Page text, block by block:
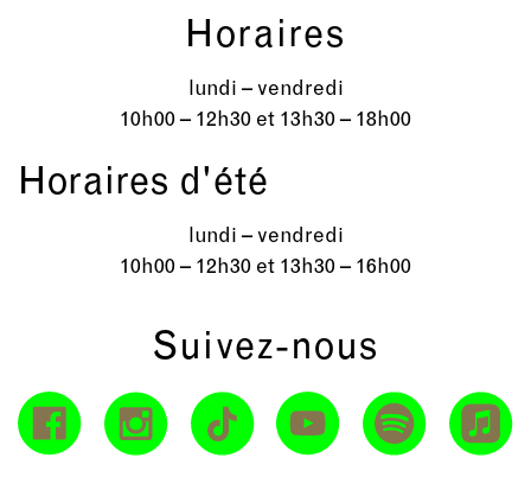
Horaires
lundi – vendredi
10h00 – 12h30 et 13h30 – 18h00
Horaires d'été
lundi – vendredi
10h00 – 12h30 et 13h30 – 16h00
Suivez-nous